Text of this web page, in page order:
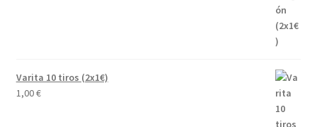
Varita 10 tiros (2x1€)
1,00€